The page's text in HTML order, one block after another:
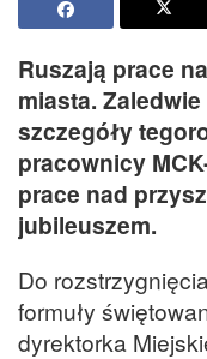
Ruszają prace
miasta.
szczegóły
pracownicy
prace nad
jubileuszem.
Do
formuły
dyrektorka